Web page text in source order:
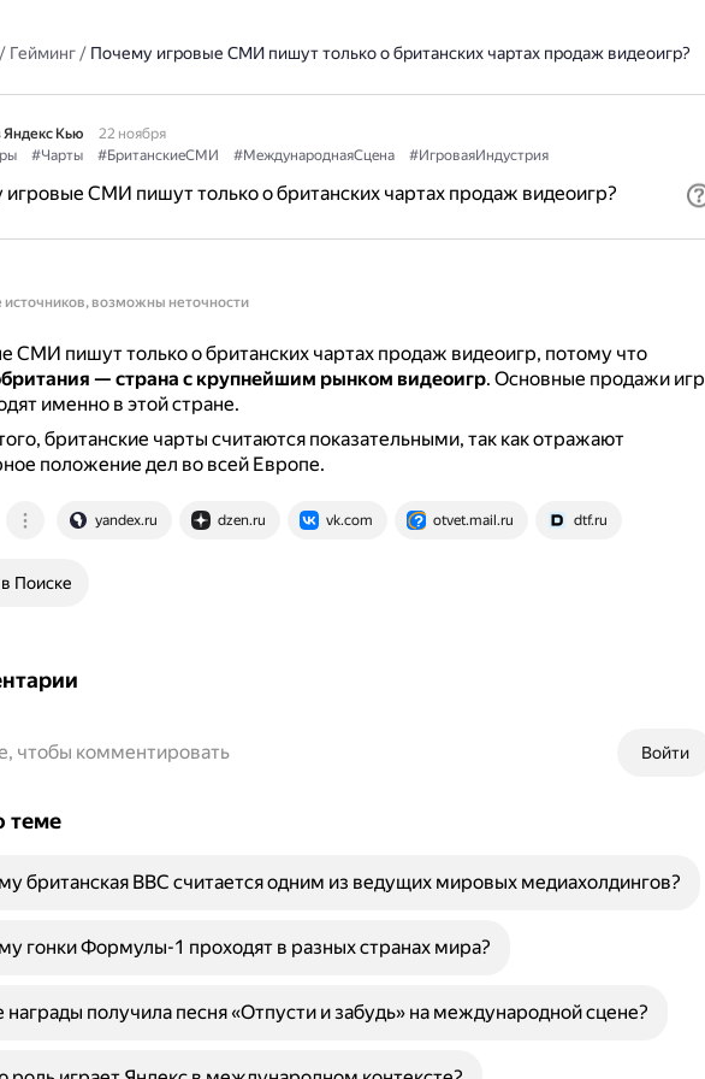
Гейминг/ Почему игровые СМИ пишут только о британских чартах продаж видеоигр?
Яндекс Кью
22 ноября
#Чарты #БританскиеСМИ #МеждународнаяСцена #ИгроваяИндустрия
СМИ пишут только о британских чартах продаж видеоигр?
источников, возможны неточности
СМИ пишут только о британских чартах продаж видеоигр, потому что
— страна с крупнейшим рынком видеоигр. Основные продажи игр
именно в этой стране.
британские чарты считаются показательными, так как отражают
положение дел во всей Европе.
yandex.ru dzen.ru vk.com otvet.mail.ru dtf.ru
Поиске
Войти
чтобы комментировать
теме
британская BBC считается одним из ведущих мировых медиахолдингов?
гонки Формулы-1 проходят в разных странах мира?
награды получила песня «Отпусти и забудь» на международной сцене?